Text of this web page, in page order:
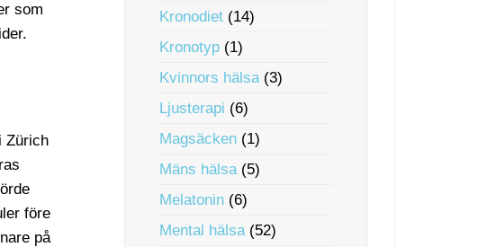
som
Zürich
före
på
Kronodiet (14)
Kronotyp (1)
Kvinnors hälsa(3)
Ljusterapi (6)
Magsäcken (1)
Mäns hälsa(5)
Melatonin (6)
Mental hälsa(52)